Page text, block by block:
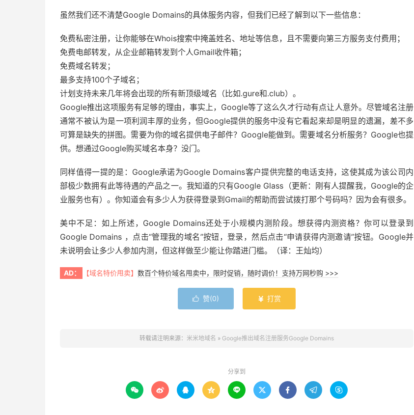
虽然我们还不清楚Google Domains的具体服务内容，但我们已经了解到以下一些信息：
免费私密注册，让你能够在Whois搜索中掩盖姓名、地址等信息，且不需要向第三方服务支付费用；
免费电邮转发，从企业邮箱转发到个人Gmail收件箱；
免费域名转发；
最多支持100个子域名；
计划支持未来几年将会出现的所有新顶级域名（比如.gure和.club）。
Google推出这项服务有足够的理由，事实上，Google等了这么久才行动有点让人意外。尽管域名注册
通常不被认为是一项利润丰厚的业务，但Google提供的服务中没有它看起来却是明显的遗漏，差不多
可算是缺失的拼图。需要为你的域名提供电子邮件？Google能做到。需要域名分析服务？Google也提
供。想通过Google购买域名本身？没门。
同样值得一提的是：Google承诺为Google Domains客户提供完整的电话支持，这使其成为该公司内
部极少数拥有此等待遇的产品之一。我知道的只有Google Glass（更新：刚有人提醒我，Google的企
业服务也有）。你知道会有多少人为获得登录到Gmail的帮助而尝试拨打那个号码吗？因为会有很多。
美中不足：如上所述，Google Domains还处于小规模内测阶段。想获得内测资格？你可以登录到
Google Domains ，点击“管理我的域名”按钮，登录，然后点击“申请获得内测邀请”按钮。Google并
未说明会让多少人参加内测，但这样做至少能让你踏进门槛。（译：王灿均）
AD： 【域名特价甩卖】 数百个特价域名甩卖中，限时促销，随时调价！支持万网秒购 >>>
 赞(0)  打赏
转载请注明来源： 米米地域名 » Google推出域名注册服务Google Domains
分享到
        